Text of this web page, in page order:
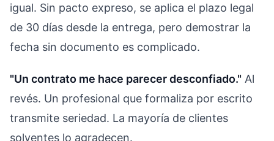
igual. Sin pacto expreso, se aplica el plazo legal
de 30 días desde la entrega, pero demostrar la
fecha sin documento es complicado.
"Un contrato me hace parecer desconfiado." Al
revés. Un profesional que formaliza por escrito
transmite seriedad. La mayoría de clientes
solventes lo agradecen.